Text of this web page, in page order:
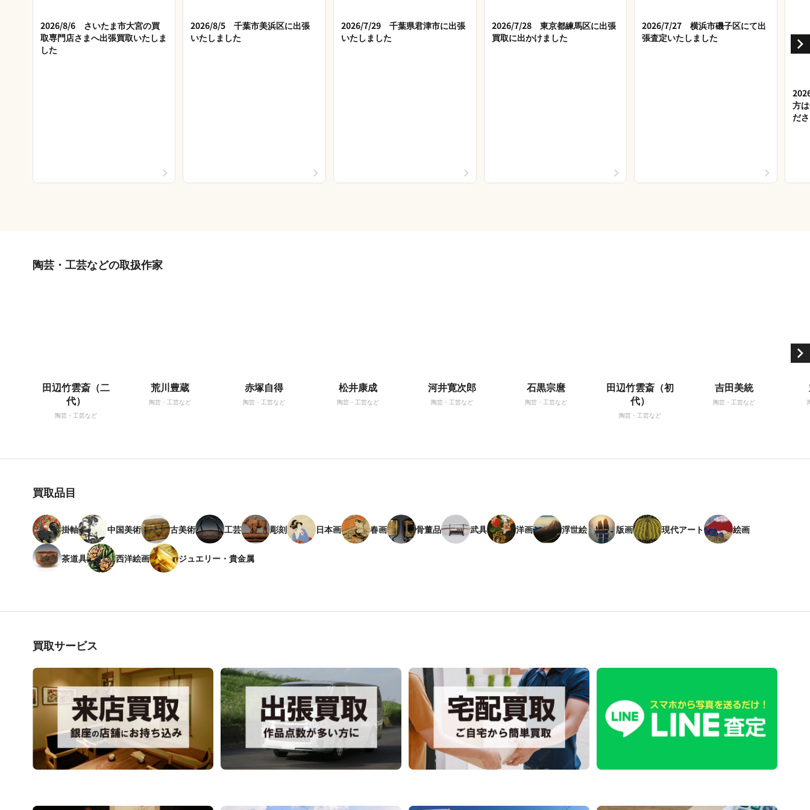
2026/8/6 さいたま市大宮の買
取専門店さまへ出張買取いたしま
した
2026/8/5 千葉市美浜区に出張
いたしました
2026/7/29 千葉県君津市に出張
いたしました
2026/7/28 東京都練馬区に出張
買取に出かけました
2026/7/27 横浜市磯子区にて出
張査定いたしました
方
だ
陶芸・工芸などの取扱作家
田辺竹雲斎（二
代）
陶芸・工芸など
荒川豊蔵
陶芸・工芸など
赤塚自得
陶芸・工芸など
松井康成
陶芸・工芸など
河井寛次郎
陶芸・工芸など
石黒宗麿
陶芸・工芸など
田辺竹雲斎（初
代）
陶芸・工芸など
吉田美統
陶芸・工芸など
買取品目
掛軸 中国美術 古美術 工芸 彫刻 日本画 春画 骨董品 武具 洋画 浮世絵 版画 現代アート 絵画
茶道具 西洋絵画 ジュエリー・貴金属
買取サービス